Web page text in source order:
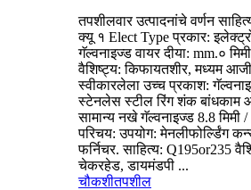
तपशीलवार उत्पादनांचे वर्णन
क्यू १ Elect Type प्रकार:
गॅल्वनाइज्ड वायर दीया: mm.०
वैशिष्ट्य: किफायतशीर, मध्यम
स्वीकारलेला उच्च प्रकाश:
स्टेनलेस स्टील रिंग शंक बांधकाम
सामान्य नखे गॅल्वनाइज्ड 8.8 मिमी /
परिचय: उपयोग: मेनलीफोर्ल्डिंग
फर्निचर. साहित्य: Q195or235
चेकरहेड, डायमंडपी ...
चौकशीतपशील